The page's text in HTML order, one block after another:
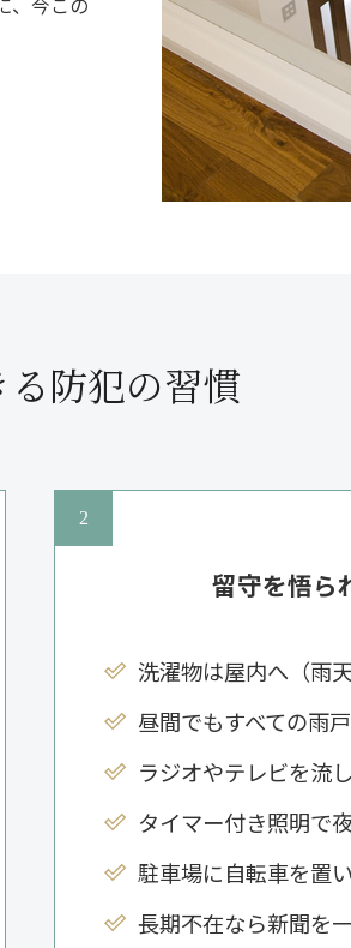
防犯の習慣
留守を悟ら
洗濯物は屋内へ（雨
昼間でもすべての雨
ラジオやテレビを流
タイマー付き照明で
駐車場に自転車を置
長期不在なら新聞を